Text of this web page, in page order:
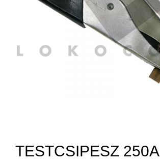
TESTCSIPESZ 250A